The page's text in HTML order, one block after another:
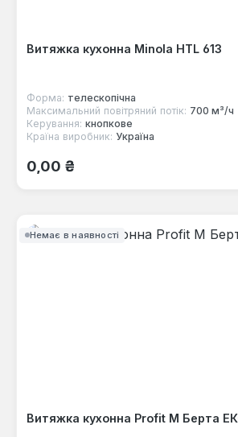
Витяжка кухонна Minola HTL 613
Форма: телескопічна
Максимальний повітряний потік: 700 м³/ч
Керування: кнопкове
Країна виробник: Україна
Звичайна ціна:
0,00 ₴
Немає в наявності
Витяжка кухонна Profit M Берта